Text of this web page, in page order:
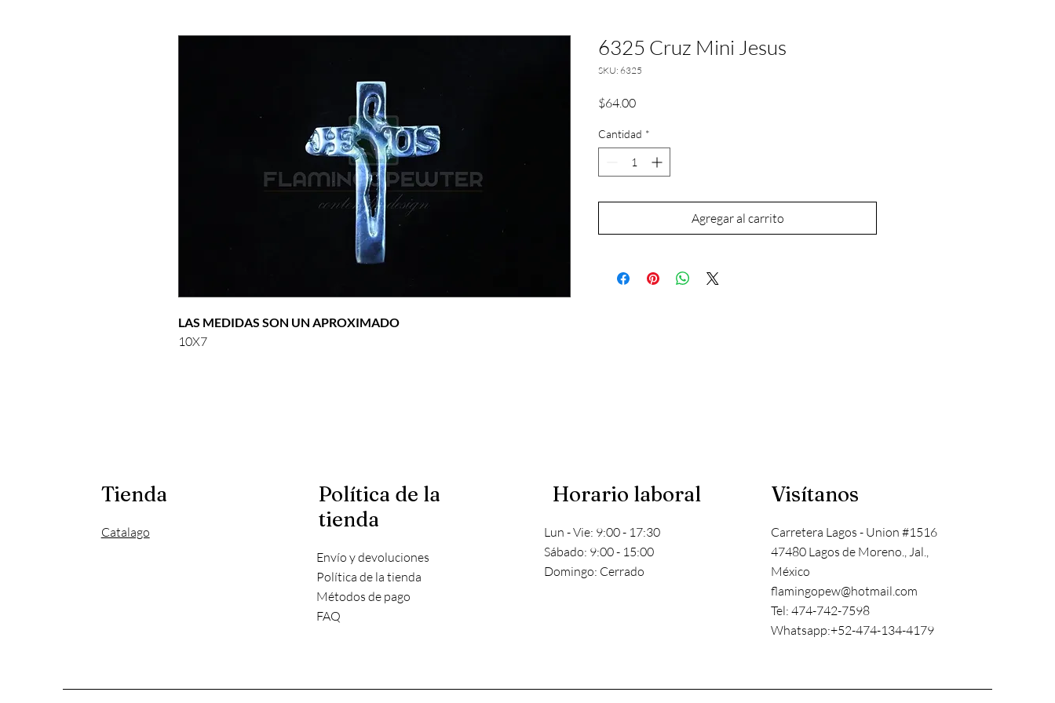
LAS MEDIDAS SON UN APROXIMADO
10X7
6325 Cruz Mini Jesus
SKU: 6325
$64.00Precio
Cantidad *
Agregar al carrito
Tienda
Catalago
Política de la
tienda
Envío y devoluciones
Política de la tienda
Métodos de pago
FAQ
Horario laboral
Lun - Vie: 9:00 - 17:30
​​Sábado: 9:00 - 15:00
​Domingo: Cerrado
Visítanos
Carretera Lagos - Union #1516
47480 Lagos de Moreno., Jal.,
México
flamingopew@hotmail.com
Tel: 474-742-7598
Whatsapp:+52-474-134-4179